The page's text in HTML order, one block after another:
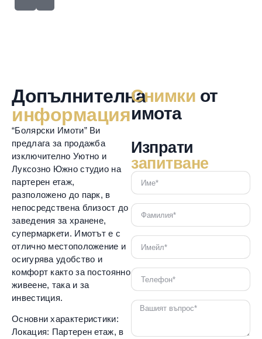
Допълнителна
информация
“Болярски Имоти” Ви
предлага за продажба
изключително Уютно и
Луксозно Южно студио на
партерен етаж,
разположено до парк, в
непосредствена близост до
заведения за хранене,
супермаркети. Имотът е с
отлично местоположение и
осигурява удобство и
комфорт както за постоянно
живеене, така и за
инвестиция.
Основни характеристики:
Локация: Партерен етаж, в
Снимки от
имота
Изпрати
запитване